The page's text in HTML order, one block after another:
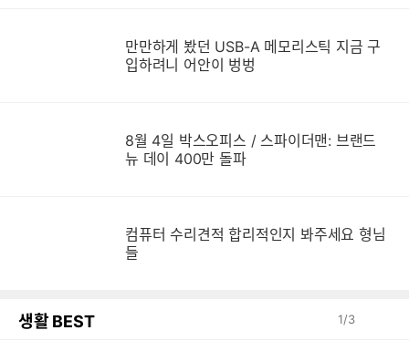
만만하게 봤던 USB-A 메모리스틱 지금 구
입하려니 어안이 벙벙
8월 4일 박스오피스 / 스파이더맨: 브랜드
뉴 데이 400만 돌파
컴퓨터 수리견적 합리적인지 봐주세요 형님
들
생활 BEST 1/3